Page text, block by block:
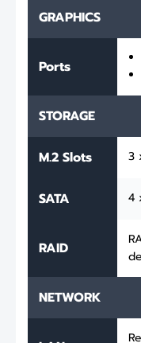
GRAPHICS
Ports
STORAGE
M.2 Slots 3
SATA 4
RAID
NETWORK